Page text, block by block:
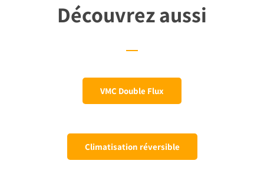
Découvrez aussi
VMC Double Flux
Climatisation réversible